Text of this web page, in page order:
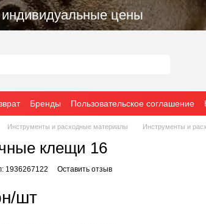
цены
Бренды Пользовательское соглашение
Инструменты и расходные материалы Инструменты и
клещи 16
1936267122 Оставить отзыв
шт